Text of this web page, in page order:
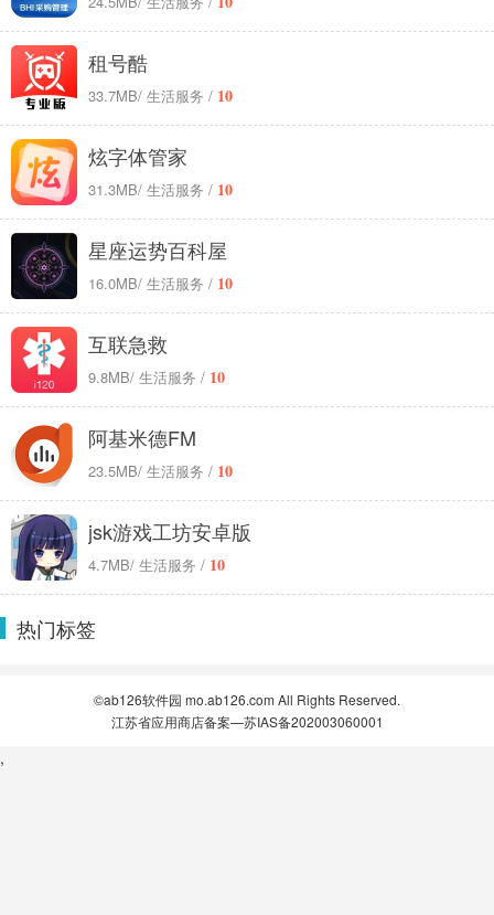
租号酷
33.7MB/ 生活服务 / 10
炫字体管家
31.3MB/ 生活服务 / 10
星座运势百科屋
16.0MB/ 生活服务 / 10
互联急救
9.8MB/ 生活服务 / 10
阿基米德FM
23.5MB/ 生活服务 / 10
jsk游戏工坊安卓版
4.7MB/ 生活服务 / 10
热门标签
©ab126软件园 mo.ab126.com All Rights Reserved.
江苏省应用商店备案—苏IAS备202003060001
,